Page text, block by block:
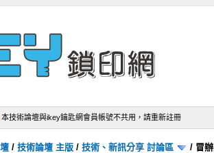
本技術論壇與ikey鑰匙網會員帳號不共用，請重新註冊
/技術論壇 主版 /技術、新訊分享 討論區 / 冒